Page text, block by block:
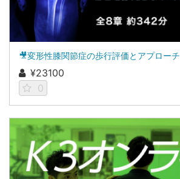
🎥変形性膝関節症の歩行評価とアプローチ
¥23100
0